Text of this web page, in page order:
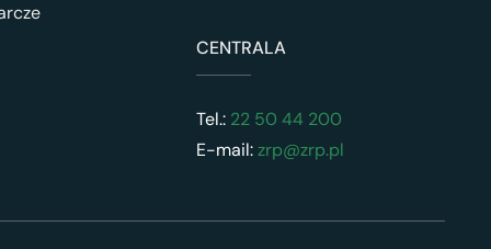
CENTRALA
Tel.:22 50 44 200
E-mail:zrp@zrp.pl